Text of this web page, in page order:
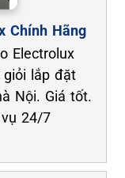
Chính Hãng
Electrolux
giỏi lắp đặt
Nội. Giá tốt.
24/7